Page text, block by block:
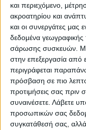
και περιεχόμενο,
ακροατηρίου και
και οι συνεργάτες μας
δεδομένα
σάρωσης συσκευών.
στην επεξεργασία από
περιγράφεται
πρόσβαση σε πιο
προτιμήσεις σας πριν
συναινέσετε. Λάβετε
προσωπικών σας
συγκατάθεσή σας, αλλά
VIDEO ΤΗΣ
Φοιτητική